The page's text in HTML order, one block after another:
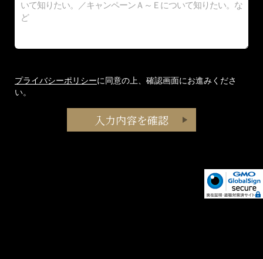
プライバシーポリシーに同意の上、確認画面にお進みくださ
い。